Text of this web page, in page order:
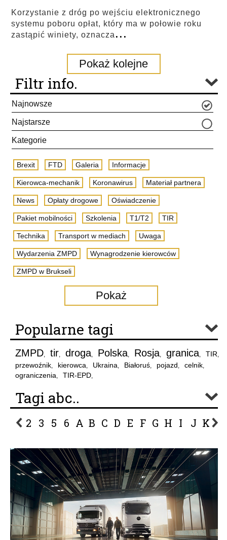
Korzystanie z dróg po wejściu elektronicznego
systemu poboru opłat, który ma w połowie roku
zastąpić winiety, oznacza...
Pokaż kolejne
Filtr info.
Najnowsze
Najstarsze
Kategorie
Brexit FTD Galeria Informacje
Kierowca-mechanik Koronawirus Materiał partnera
News Opłaty drogowe Oświadczenie
Pakiet mobilności Szkolenia T1/T2 TIR
Technika Transport w mediach Uwaga
Wydarzenia ZMPD Wynagrodzenie kierowców
ZMPD w Brukseli
Pokaż
Popularne tagi
ZMPD, tir, droga, Polska, Rosja, granica, TIR,
przewoźnik, kierowca, Ukraina, Białoruś, pojazd, celnik,
ograniczenia, TIR-EPD,
Tagi abc..
2 3 5 6 A B C D E F G H I J K L